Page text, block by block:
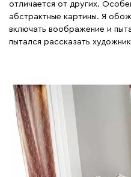
отличается от других.
абстрактные картины. Я
включать воображение и
пытался рассказать